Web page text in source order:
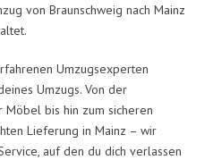
von Braunschweig nach Mainz
Umzugsexperten
Umzugs. Von der
bis hin zum sicheren
Lieferung in Mainz – wir
auf den du dich verlassen